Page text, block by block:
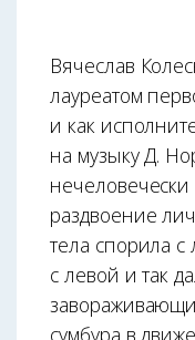
Вячеслав
лауреатом
и как
на музыку Д.
нечеловечески
раздвоение
тела спорила
с левой и так
сумбура в